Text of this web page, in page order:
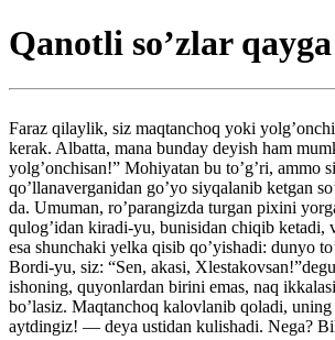
Qanotli so’zlar
Faraz qilaylik, siz maqtanchoq yoki
kerak. Albatta, mana bunday deyish ham
yolg’onchisan!” Mohiyatan bu to’g’ri, ammo
qo’llanaverganidan go’yo siyqalanib ketgan
da. Umuman, ro’parangizda turgan pixini
qulog’idan kiradi-yu, bunisidan chiqib ketadi,
esa shunchaki yelka qisib qo’yishadi: dunyo
Bordi-yu, siz: “Sen, akasi,
ishoning, quyonlardan birini emas, naq
bo’lasiz. Maqtanchoq kalovlanib qoladi,
aytdingiz! — deya ustidan kulishadi. Nega?